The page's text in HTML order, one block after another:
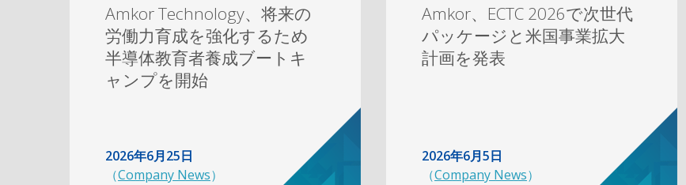
Amkor Technology、将来の
労働力育成を強化するため
半導体教育者養成ブートキ
ャンプを開始
2026年6月25日
（Company News）
Amkor、ECTC 2026で次世代
パッケージと米国事業拡大
計画を発表
2026年6月5日
（Company News）